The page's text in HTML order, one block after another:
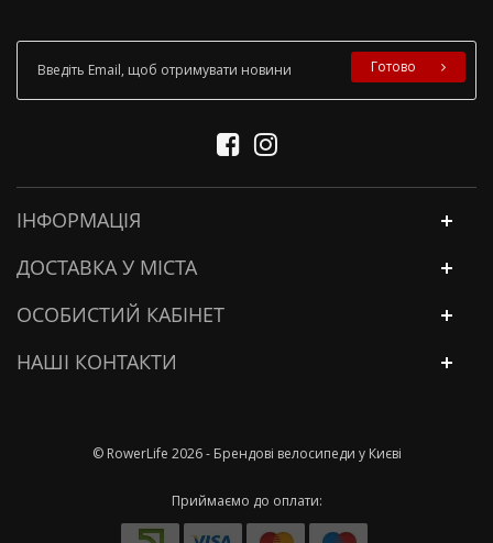
Готово
ІНФОРМАЦІЯ
ДОСТАВКА У МІСТА
ОСОБИСТИЙ КАБІНЕТ
НАШІ КОНТАКТИ
© RowerLife 2026 - Брендові велосипеди у Києві
Приймаємо до оплати: